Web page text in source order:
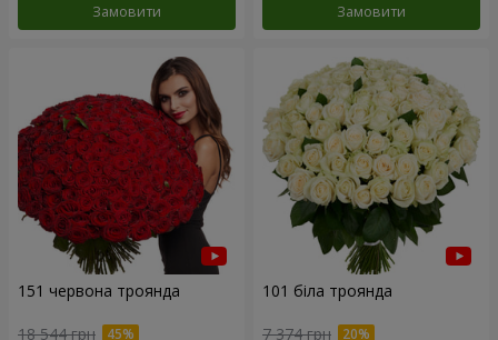
Замовити Замовити
151 червона троянда
18 544 грн
101 біла троянда
7 374 грн